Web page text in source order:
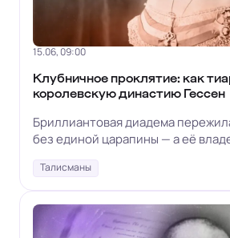
15.06, 09:00
Клубничное проклятие: как
королевскую династию Гессен
Бриллиантовая диадема
без единой царапины — а её
другим больше века
Талисманы